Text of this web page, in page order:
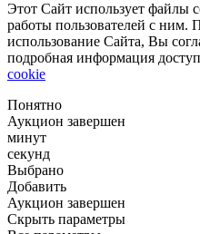
Этот Сайт использует файлы
работы пользователей с ним.
использование Сайта, Вы
подробная информация
cookie
Понятно
Аукцион завершен
минут
секунд
Выбрано
Добавить
Аукцион завершен
Скрыть параметры